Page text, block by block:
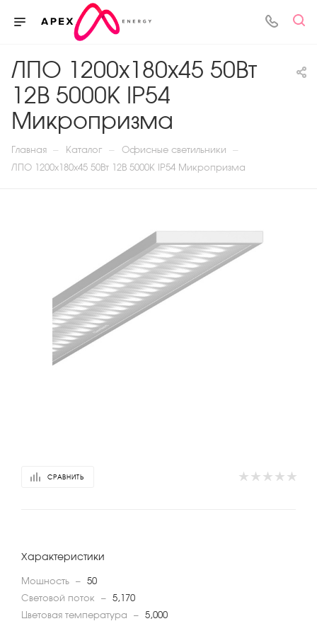
ЛПО 1200x180x45 50Вт
12В 5000К IP54
Микропризма
Главная — Каталог — Офисные светильники —
ЛПО 1200x180x45 50Вт 12В 5000К IP54 Микропризма
СРАВНИТЬ
Характеристики
Мощность — 50
Световой поток
— 5,170
Цветовая температура
— 5,000